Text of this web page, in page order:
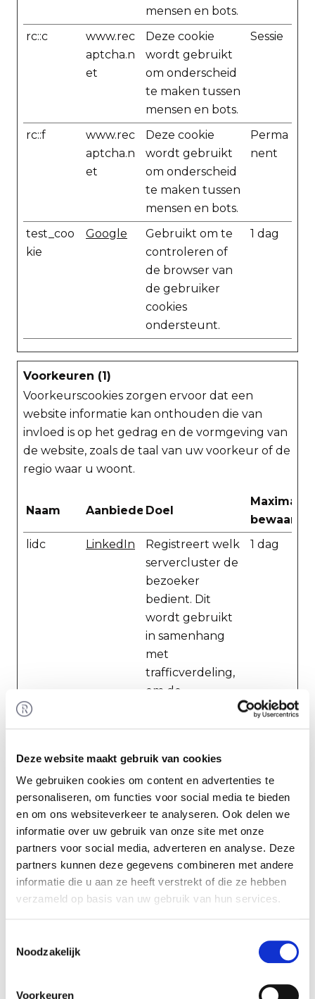
Deze website maakt gebruik van cookies
We gebruiken cookies om content en advertenties te
personaliseren, om functies voor social media te bieden
en om ons websiteverkeer te analyseren. Ook delen we
informatie over uw gebruik van onze site met onze
partners voor social media, adverteren en analyse. Deze
partners kunnen deze gegevens combineren met andere
informatie die u aan ze heeft verstrekt of die ze hebben
verzameld op basis van uw gebruik van hun services.
Noodzakelijk
Voorkeuren
mensen en bots.
rc::c
www.rec
aptcha.n
et
Deze cookie
wordt gebruikt
om onderscheid
te maken tussen
mensen en bots.
Sessie
rc::f
www.rec
aptcha.n
et
Deze cookie
wordt gebruikt
om onderscheid
te maken tussen
mensen en bots.
Perma
nent
test_coo
kie
Google
Gebruikt om te
controleren of
de browser van
de gebruiker
cookies
ondersteunt.
1 dag
Voorkeuren (1)
Voorkeurscookies zorgen ervoor dat een
website informatie kan onthouden die van
invloed is op het gedrag en de vormgeving van
de website, zoals de taal van uw voorkeur of de
regio waar u woont.
Naam AanbiederDoel
Maximale
lidc
LinkedIn
Registreert welk
servercluster de
bezoeker
bedient. Dit
wordt gebruikt
in samenhang
met
trafficverdeling,
om de
gebruikerservari
ng te
1 dag
Statistieken (9)
Statistische cookies helpen eigenaren van
websites begrijpen hoe bezoekers hun website
gebruiken, door anoniem gegevens te
verzamelen en te rapporteren.
Maximale
_clck
1 jaar